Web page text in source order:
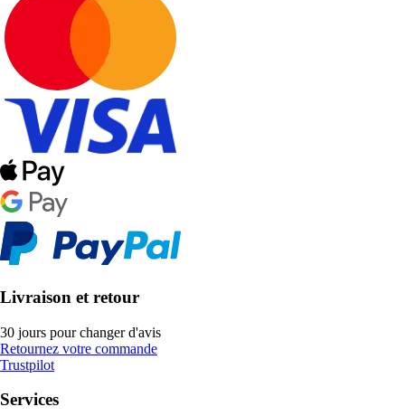
Livraison et retour
30 jours pour changer d'avis
Retournez votre commande
Trustpilot
Services